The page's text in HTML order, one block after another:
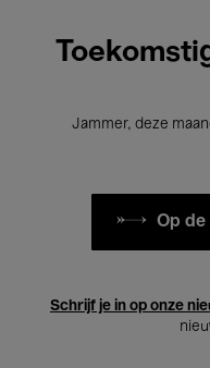
Jammer, deze
Op de
Schrijf je in op onze